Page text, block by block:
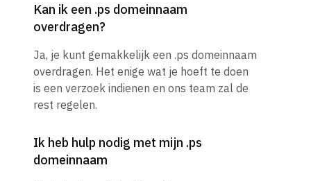
Kan ik een .ps domeinnaam
overdragen?
Ja, je kunt gemakkelijk een .ps domeinnaam
overdragen. Het enige wat je hoeft te doen
is een verzoek indienen en ons team zal de
rest regelen.
Ik heb hulp nodig met mijn .ps
domeinnaam